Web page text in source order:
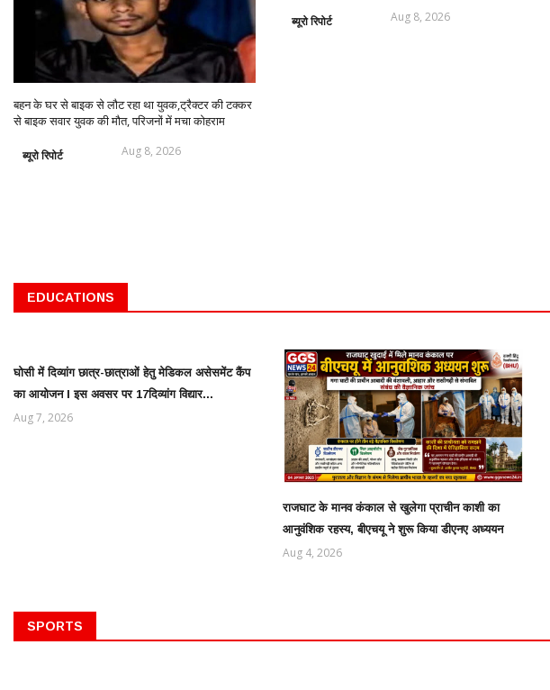
बहन के घर से बाइक से लौट रहा था युवक,ट्रैक्टर की टक्कर
से बाइक सवार युवक की मौत, परिजनों में मचा कोहराम
ब्यूरो रिपोर्ट Aug 8, 2026
ब्यूरो रिपोर्ट Aug 8, 2026
EDUCATIONS
घोसी में दिव्यांग छात्र-छात्राओं हेतु मेडिकल असेसमेंट कैंप
का आयोजन l इस अवसर पर 17दिव्यांग विद्यार...
Aug 7, 2026
राजघाट के मानव कंकाल से खुलेगा प्राचीन काशी का
आनुवंशिक रहस्य, बीएचयू ने शुरू किया डीएनए अध्ययन
Aug 4, 2026
SPORTS